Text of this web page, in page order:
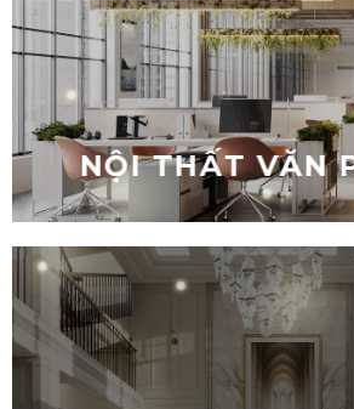
NỘI THẤT VĂN